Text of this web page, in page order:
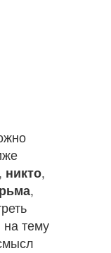
, никто,
,
тему